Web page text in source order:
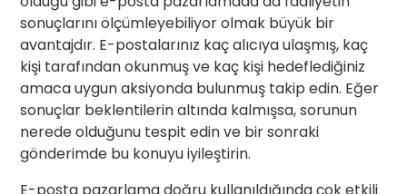
sonuçlarını ölçümleyebiliyor olmak büyük bir
avantajdır. E-postalarınız kaç alıcıya ulaşmış, kaç
kişi tarafından okunmuş ve kaç kişi hedeflediğiniz
amaca uygun aksiyonda bulunmuş takip edin. Eğer
sonuçlar beklentilerin altında kalmışsa, sorunun
nerede olduğunu tespit edin ve bir sonraki
gönderimde bu konuyu iyileştirin.
E-posta pazarlama doğru kullanıldığında çok etkili